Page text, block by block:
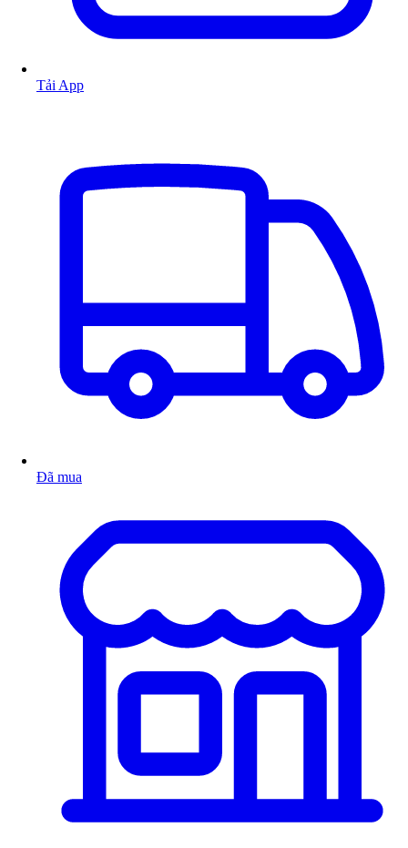
Tải App
Đã mua